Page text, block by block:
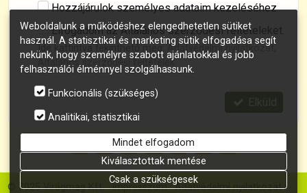
Hozzájárulok személyes adataim kezeléséhez.
Elfogadom az Általános szerződési feltételeket.
Ide kattintva tekinthető meg: Adatvédelmi nyilatkozat
Általános szerződési feltételek
Elküld
© 2025 Virágmag Kft. Impresszum Adatvédelmi nyilatkozat
Weboldalunk a működéshez elengedhetetlen sütiket
használ. A statisztikai és marketing sütik elfogadása segít
nekünk, hogy személyre szabott ajánlatokkal és jobb
felhasználói élménnyel szolgálhassunk.
Funkcionális (szükséges)
Analitikai, statisztikai
Mindet elfogadom
Kiválasztottak mentése
Csak a szükségesek